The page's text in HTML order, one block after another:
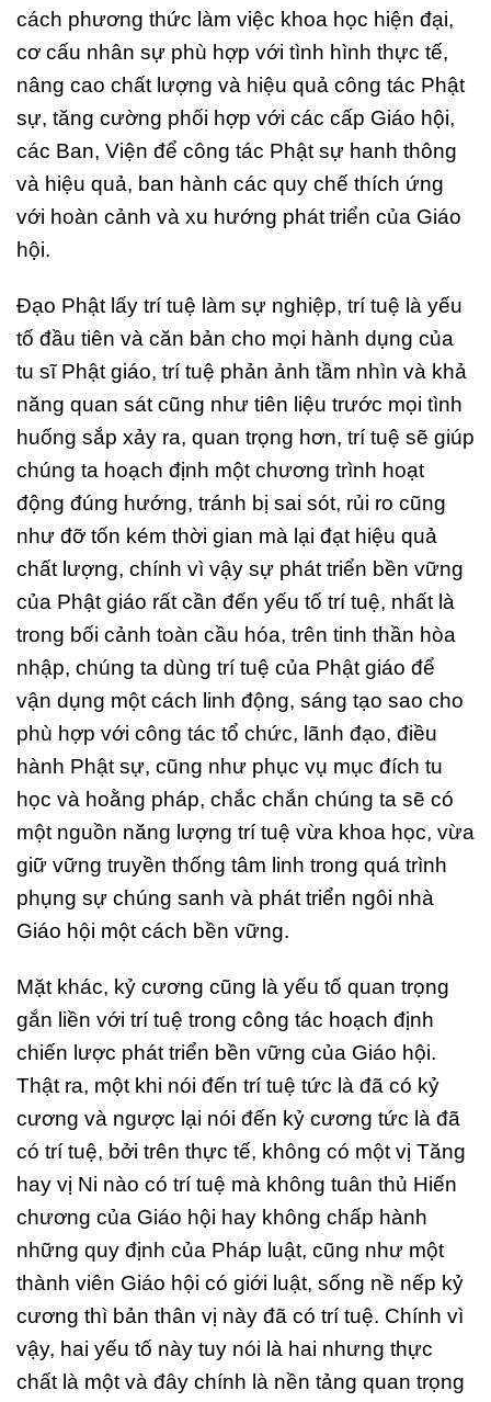
cách phương thức làm việc khoa học hiện đại,
cơ cấu nhân sự phù hợp với tình hình thực tế,
nâng cao chất lượng và hiệu quả công tác Phật
sự, tăng cường phối hợp với các cấp Giáo hội,
các Ban, Viện để công tác Phật sự hanh thông
và hiệu quả, ban hành các quy chế thích ứng
với hoàn cảnh và xu hướng phát triển của Giáo
hội.
Đạo Phật lấy trí tuệ làm sự nghiệp, trí tuệ là yếu
tố đầu tiên và căn bản cho mọi hành dụng của
tu sĩ Phật giáo, trí tuệ phản ảnh tầm nhìn và khả
năng quan sát cũng như tiên liệu trước mọi tình
huống sắp xảy ra, quan trọng hơn, trí tuệ sẽ giúp
chúng ta hoạch định một chương trình hoạt
động đúng hướng, tránh bị sai sót, rủi ro cũng
như đỡ tốn kém thời gian mà lại đạt hiệu quả
chất lượng, chính vì vậy sự phát triển bền vững
của Phật giáo rất cần đến yếu tố trí tuệ, nhất là
trong bối cảnh toàn cầu hóa, trên tinh thần hòa
nhập, chúng ta dùng trí tuệ của Phật giáo để
vận dụng một cách linh động, sáng tạo sao cho
phù hợp với công tác tổ chức, lãnh đạo, điều
hành Phật sự, cũng như phục vụ mục đích tu
học và hoằng pháp, chắc chắn chúng ta sẽ có
một nguồn năng lượng trí tuệ vừa khoa học, vừa
giữ vững truyền thống tâm linh trong quá trình
phụng sự chúng sanh và phát triển ngôi nhà
Giáo hội một cách bền vững.
Mặt khác, kỷ cương cũng là yếu tố quan trọng
gắn liền với trí tuệ trong công tác hoạch định
chiến lược phát triển bền vững của Giáo hội.
Thật ra, một khi nói đến trí tuệ tức là đã có kỷ
cương và ngược lại nói đến kỷ cương tức là đã
có trí tuệ, bởi trên thực tế, không có một vị Tăng
hay vị Ni nào có trí tuệ mà không tuân thủ Hiến
chương của Giáo hội hay không chấp hành
những quy định của Pháp luật, cũng như một
thành viên Giáo hội có giới luật, sống nề nếp kỷ
cương thì bản thân vị này đã có trí tuệ. Chính vì
vậy, hai yếu tố này tuy nói là hai nhưng thực
chất là một và đây chính là nền tảng quan trọng